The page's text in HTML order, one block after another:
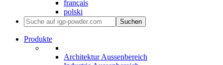
français
polski
Suchen
Produkte
Architektur Aussenbereich